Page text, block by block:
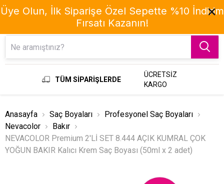
TÜM SİPARİŞLERDE
ÜCRETSİZ
KARGO
Anasayfa Saç Boyaları
Profesyonel Saç Boyaları
Nevacolor
Bakır
NEVACOLOR Premium 2'Lİ SET 8.444 AÇIK KUMRAL ÇOK
YOĞUN BAKIR Kalıcı Krem Saç Boyası (50ml x 2 adet)
Üye Olun, İlk Siparişe Özel Sepette %10 İndirim
Fırsatı Kazanın!